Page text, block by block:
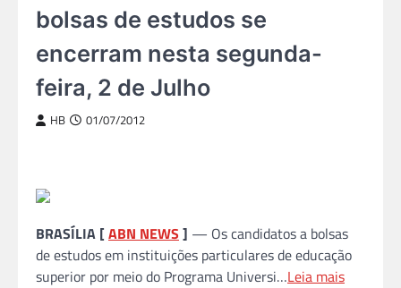
bolsas de estudos se
encerram nesta segunda-
feira, 2 de Julho
HB 01/07/2012
BRASÍLIA [ABN NEWS ] — Os candidatos a bolsas
de estudos em instituições particulares de educação
superior por meio do Programa Universi…Leia mais